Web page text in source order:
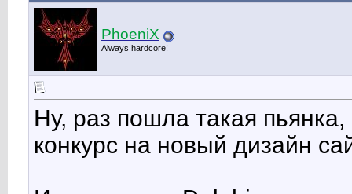
PhoeniX
Always hardcore!
Ну, раз пошла такая
конкурс на новый дизайн